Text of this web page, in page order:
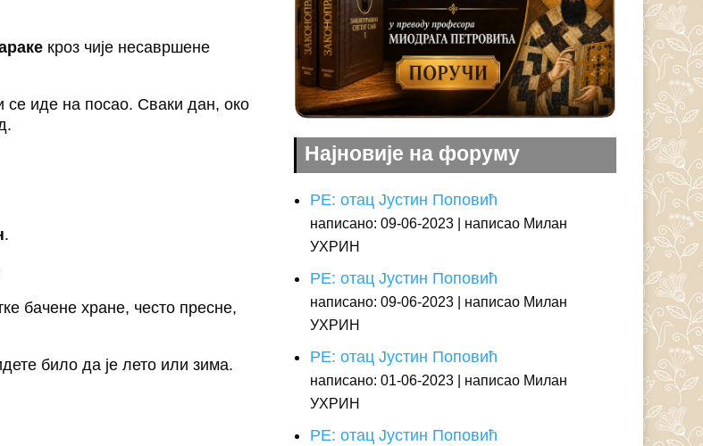
кроз чије несавршене
се иде на посао. Сваки дан, око
.
бачене хране, често пресне,
било да је лето или зима.
Најновије на форуму
РЕ: отац Јустин Поповић
написано: 09-06-2023
написао Милан
УХРИН
РЕ: отац Јустин Поповић
написано: 09-06-2023
написао Милан
УХРИН
РЕ: отац Јустин Поповић
написано: 01-06-2023
написао Милан
УХРИН
РЕ: отац Јустин Поповић